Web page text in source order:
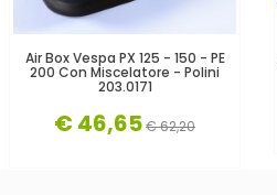
Air Box Vespa PX 125 - 150 - PE
200 Con Miscelatore - Polini
203.0171
€ 46,65€ 62,20